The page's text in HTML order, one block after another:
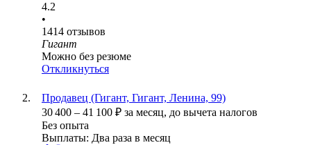
4.2
•
1414 отзывов
Гигант
Можно без резюме
Откликнуться
Продавец (Гигант, Гигант, Ленина, 99)
30 400 – 41 100 ₽ за месяц, до вычета налогов
Без опыта
Выплаты: Два раза в месяц